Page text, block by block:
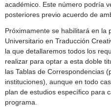
académico. Este número podría
posteriores previo acuerdo de
Próximamente se habilitará en la
Universitario en Traducción
la que detallaremos todos los
realizar para optar a esta doble
las Tablas de Correspondencias
instituciones), aunque en todo
plan de estudios específico para
programa.